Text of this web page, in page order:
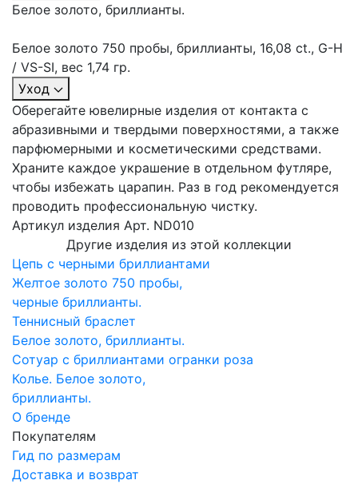
Белое золото, бриллианты.
Белое золото 750 пробы, бриллианты, 16,08 ct., G-H
/ VS-SI, вес 1,74 гр.
Уход
Оберегайте ювелирные изделия от контакта с
абразивными и твердыми поверхностями, а также
парфюмерными и косметическими средствами.
Храните каждое украшение в отдельном футляре,
чтобы избежать царапин. Раз в год рекомендуется
проводить профессиональную чистку.
Артикул изделия Арт. ND010
Другие изделия из этой коллекции
Цепь с черными бриллиантами
Желтое золото 750 пробы,
черные бриллианты.
Теннисный браслет
Белое золото, бриллианты.
Сотуар с бриллиантами огранки роза
Колье. Белое золото,
бриллианты.
О бренде
Покупателям
Гид по размерам
Доставка и возврат